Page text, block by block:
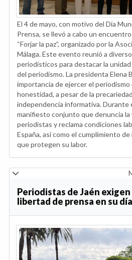
El 4 de mayo, con motivo del Día
Prensa, se llevó a cabo un
“Forjar la paz”, organizado por la
Málaga. Este evento reunió a
periodísticos para destacar la
del periodismo. La presidenta Elena
importancia de ejercer el
honestidad, a pesar de la
independencia informativa. Durante
manifiesto conjunto que denuncia la
periodistas y reclama condiciones
España, así como el cumplimiento
que protegen su labor.
Periodistas de Jaén
libertad de prensa en su día